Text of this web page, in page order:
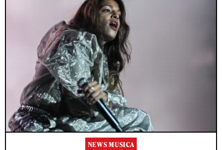
NEWS MUSICA